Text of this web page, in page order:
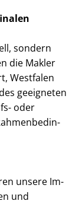
sondern
die Makler
Westfalen
geeigneten
oder
unsere Im­
und